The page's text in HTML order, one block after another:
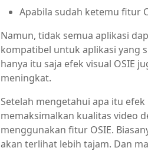
Apabila sudah ketemu fitur
Namun, tidak semua aplikasi
kompatibel untuk aplikasi yang
hanya itu saja efek visual OSIE
meningkat.
Setelah mengetahui apa itu
memaksimalkan kualitas video
menggunakan fitur OSIE.
akan terlihat lebih tajam. Dan